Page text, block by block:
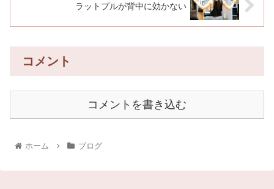
ラットプルが背中に効かない
コメント
コメントを書き込む
ホーム ブログ